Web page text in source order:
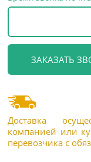
Доставка
компанией или
перевозчика с